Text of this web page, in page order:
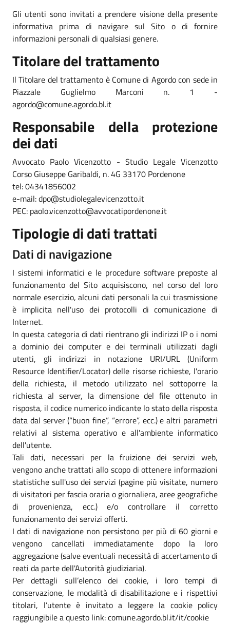
Gli utenti sono invitati a prendere visione della presente
informativa prima di navigare sul Sito o di fornire
informazioni personali di qualsiasi genere.
Titolare del trattamento
Il Titolare del trattamento è Comune di Agordo con sede in
Piazzale Guglielmo Marconi n. 1 -
agordo@comune.agordo.bl.it
Responsabile della protezione
dei dati
Avvocato Paolo Vicenzotto - Studio Legale Vicenzotto
Corso Giuseppe Garibaldi, n. 4G 33170 Pordenone
tel: 04341856002
e-mail: dpo@studiolegalevicenzotto.it
PEC: paolo.vicenzotto@avvocatipordenone.it
Tipologie di dati trattati
Dati di navigazione
I sistemi informatici e le procedure software preposte al
funzionamento del Sito acquisiscono, nel corso del loro
normale esercizio, alcuni dati personali la cui trasmissione
è implicita nell'uso dei protocolli di comunicazione di
Internet.
In questa categoria di dati rientrano gli indirizzi IP o i nomi
a dominio dei computer e dei terminali utilizzati dagli
utenti, gli indirizzi in notazione URI/URL (Uniform
Resource Identifier/Locator) delle risorse richieste, l'orario
della richiesta, il metodo utilizzato nel sottoporre la
richiesta al server, la dimensione del file ottenuto in
risposta, il codice numerico indicante lo stato della risposta
data dal server (“buon fine”, “errore”, ecc.) e altri parametri
relativi al sistema operativo e all'ambiente informatico
dell'utente.
Tali dati, necessari per la fruizione dei servizi web,
vengono anche trattati allo scopo di ottenere informazioni
statistiche sull'uso dei servizi (pagine più visitate, numero
di visitatori per fascia oraria o giornaliera, aree geografiche
di provenienza, ecc.) e/o controllare il corretto
funzionamento dei servizi offerti.
I dati di navigazione non persistono per più di 60 giorni e
vengono cancellati immediatamente dopo la loro
aggregazione (salve eventuali necessità di accertamento di
reati da parte dell'Autorità giudiziaria).
Per dettagli sull’elenco dei cookie, i loro tempi di
conservazione, le modalità di disabilitazione e i rispettivi
titolari, l’utente è invitato a leggere la cookie policy
raggiungibile a questo link: comune.agordo.bl.it/it/cookie